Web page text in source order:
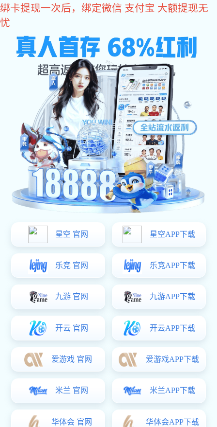
im电竞
im电竞 公司 产品 案例 im电竞
公司简介
螺柱,PEM压铆螺
母等,被广泛用于医疗设备,铁路,汽车,船舶,通讯设备
等,已得到国内,外客户的认可.
五金类制品的公司，厂房地处中国珠三角，毗邻深圳，广州，坐落于
广东省东莞市大朗镇，交通便利，环境优美。公司主要产品有各种材
质的国标（GB)、美制标准（SNSI）、德制标准（DIN）和非标多个
种类的螺母产品。被广泛用于医疗设备、铁路、汽车、船舶、通讯设
备、建筑工程等，已得到国内、外客户的认可。
我司引进了台湾先进设备和技术工艺，有一支先进技术与丰
富制造经验的专业队伍，产品质量上乘，性能优越，供货及时，适合
规格及性能的产品。
公司自涉足标准件行业以来，以优良的服务，高质量低价位
的商品深受广大客商的青睐。为保证每一颗自主品牌螺丝的品质，公
司按照“质量求生存、管理求效益、和谐发展”的经营理念，以及装备
先进的专业紧固件品质检测仪器，实现从原材料采购到成品出货的全
程管控。公司通过ISO9001质量管理体系认证，并在筹备TS16949质量